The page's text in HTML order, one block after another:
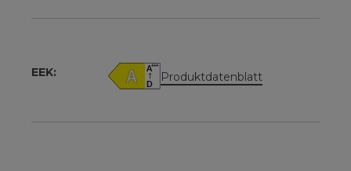
EEK: Produktdatenblatt